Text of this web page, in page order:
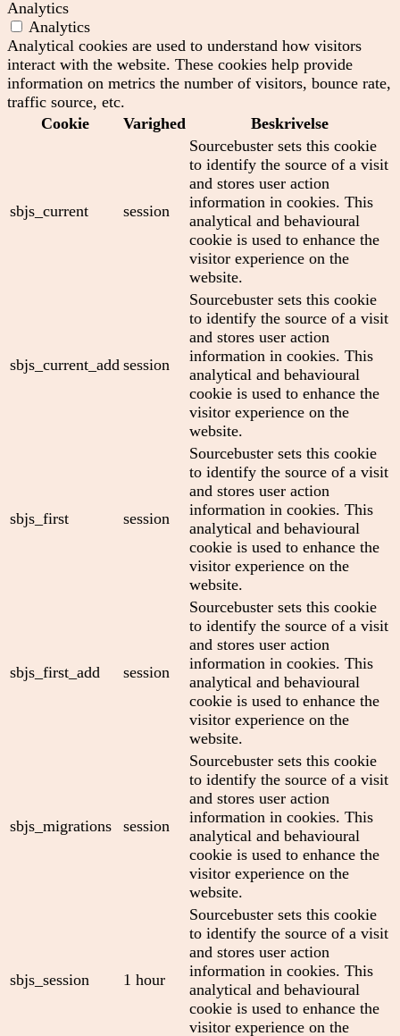
Analytics
Analytics
Analytical cookies are used to understand how visitors
interact with the website. These cookies help provide
information on metrics the number of visitors, bounce rate,
traffic source, etc.
Cookie
Varighed Beskrivelse
sbjs_current session
Sourcebuster sets this cookie
to identify the source of a visit
and stores user action
information in cookies. This
analytical and behavioural
cookie is used to enhance the
visitor experience on the
website.
sbjs_current_add session
Sourcebuster sets this cookie
to identify the source of a visit
and stores user action
information in cookies. This
analytical and behavioural
cookie is used to enhance the
visitor experience on the
website.
sbjs_first session
Sourcebuster sets this cookie
to identify the source of a visit
and stores user action
information in cookies. This
analytical and behavioural
cookie is used to enhance the
visitor experience on the
website.
sbjs_first_add session
Sourcebuster sets this cookie
to identify the source of a visit
and stores user action
information in cookies. This
analytical and behavioural
cookie is used to enhance the
visitor experience on the
website.
sbjs_migrations session
Sourcebuster sets this cookie
to identify the source of a visit
and stores user action
information in cookies. This
analytical and behavioural
cookie is used to enhance the
visitor experience on the
website.
sbjs_session 1 hour
Sourcebuster sets this cookie
to identify the source of a visit
and stores user action
information in cookies. This
analytical and behavioural
cookie is used to enhance the
visitor experience on the